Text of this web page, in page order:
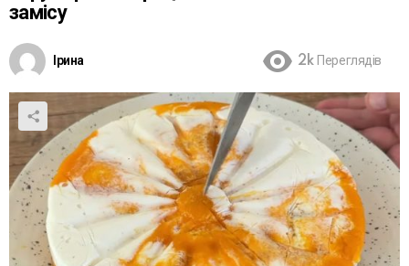
замісу
Ірина 2k Переглядів